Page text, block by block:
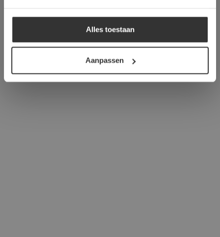
Alles toestaan
Aanpassen
ALLES AFWIJZEN
DETAILS WEERGEVEN